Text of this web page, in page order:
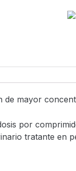
de mayor
por
tratante